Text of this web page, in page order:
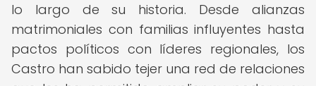
lo largo de su historia. Desde alianzas
matrimoniales con familias influyentes hasta
pactos políticos con líderes regionales, los
Castro han sabido tejer una red de relaciones